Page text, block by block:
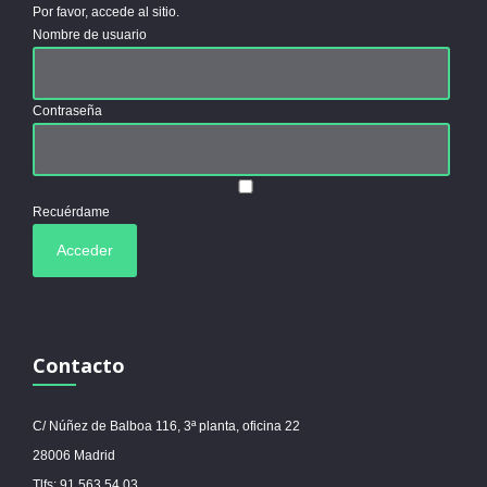
Por favor, accede al sitio.
Nombre de usuario
Contraseña
Recuérdame
Contacto
C/ Núñez de Balboa 116, 3ª planta, oficina 22
28006 Madrid